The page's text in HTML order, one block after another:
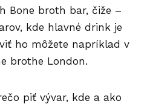
Bone broth bar, čiže –
kde hlavné drink je
ho môžete napríklad v
brothe London.
piť vývar, kde a ako